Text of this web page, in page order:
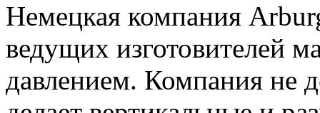
Немецкая компания
ведущих изготовителей
давлением. Компания не